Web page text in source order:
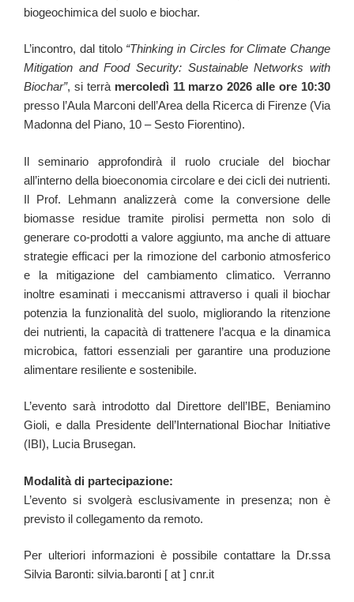
biogeochimica del suolo e biochar.
L’incontro, dal titolo “Thinking in Circles for Climate Change
Mitigation and Food Security: Sustainable Networks with
Biochar”, si terrà mercoledì 11 marzo 2026 alle ore 10:30
presso l’Aula Marconi dell’Area della Ricerca di Firenze (Via
Madonna del Piano, 10 – Sesto Fiorentino).
Il seminario approfondirà il ruolo cruciale del biochar
all’interno della bioeconomia circolare e dei cicli dei nutrienti.
Il Prof. Lehmann analizzerà come la conversione delle
biomasse residue tramite pirolisi permetta non solo di
generare co-prodotti a valore aggiunto, ma anche di attuare
strategie efficaci per la rimozione del carbonio atmosferico
e la mitigazione del cambiamento climatico. Verranno
inoltre esaminati i meccanismi attraverso i quali il biochar
potenzia la funzionalità del suolo, migliorando la ritenzione
dei nutrienti, la capacità di trattenere l’acqua e la dinamica
microbica, fattori essenziali per garantire una produzione
alimentare resiliente e sostenibile.
L’evento sarà introdotto dal Direttore dell’IBE, Beniamino
Gioli, e dalla Presidente dell’International Biochar Initiative
(IBI), Lucia Brusegan.
Modalità di partecipazione:
L’evento si svolgerà esclusivamente in presenza; non è
previsto il collegamento da remoto.
Per ulteriori informazioni è possibile contattare la Dr.ssa
Silvia Baronti: silvia.baronti [ at ] cnr.it